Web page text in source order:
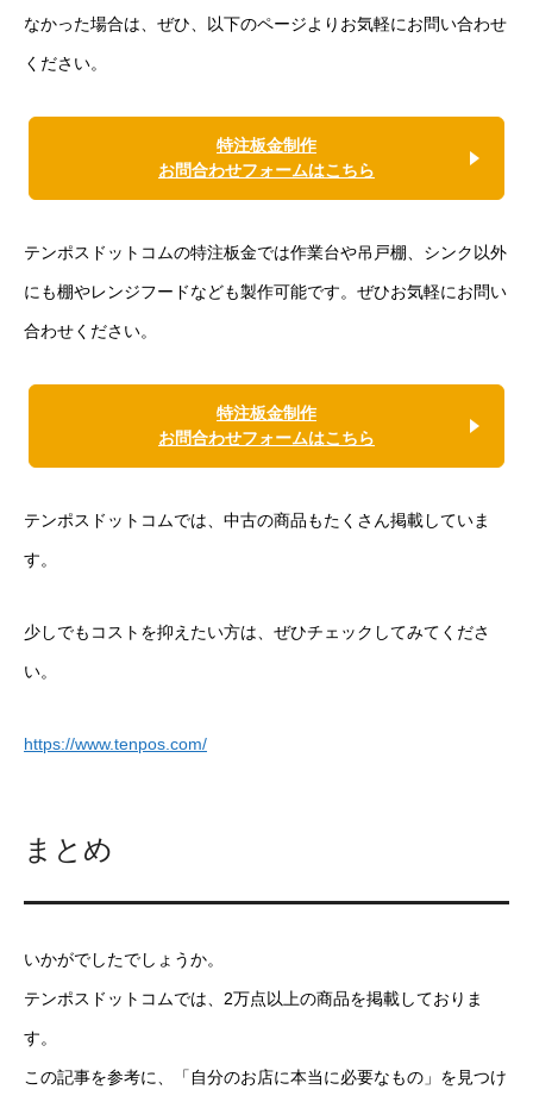
なかった場合は、ぜひ、以下のページよりお気軽にお問い合わせ
ください。
特注板金制作
お問合わせフォームはこちら
テンポスドットコムの特注板金では作業台や吊戸棚、シンク以外
にも棚やレンジフードなども製作可能です。ぜひお気軽にお問い
合わせください。
特注板金制作
お問合わせフォームはこちら
テンポスドットコムでは、中古の商品もたくさん掲載していま
す。
少しでもコストを抑えたい方は、ぜひチェックしてみてくださ
い。
https://www.tenpos.com/
まとめ
いかがでしたでしょうか。
テンポスドットコムでは、2万点以上の商品を掲載しておりま
す。
この記事を参考に、「自分のお店に本当に必要なもの」を見つけ